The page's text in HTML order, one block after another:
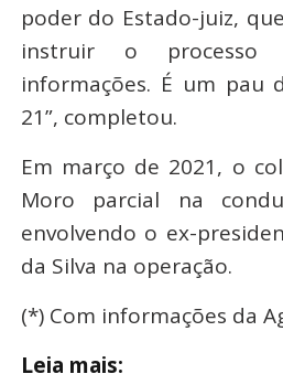
poder do Estado-juiz,
instruir o
informações. É um pau
21”, completou.
Em março de 2021, o
Moro parcial na
envolvendo o ex-
da Silva na operação.
(*) Com informações da
Leia mais: